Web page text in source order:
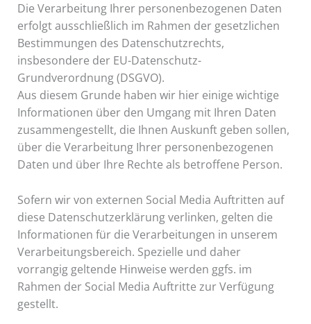
Die Verarbeitung Ihrer personenbezogenen Daten
erfolgt ausschließlich im Rahmen der gesetzlichen
Bestimmungen des Datenschutzrechts,
insbesondere der EU-Datenschutz-
Grundverordnung (DSGVO).
Aus diesem Grunde haben wir hier einige wichtige
Informationen über den Umgang mit Ihren Daten
zusammengestellt, die Ihnen Auskunft geben sollen,
über die Verarbeitung Ihrer personenbezogenen
Daten und über Ihre Rechte als betroffene Person.
Sofern wir von externen Social Media Auftritten auf
diese Datenschutzerklärung verlinken, gelten die
Informationen für die Verarbeitungen in unserem
Verarbeitungsbereich. Spezielle und daher
vorrangig geltende Hinweise werden ggfs. im
Rahmen der Social Media Auftritte zur Verfügung
gestellt.